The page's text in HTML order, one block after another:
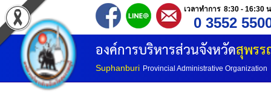
เวลาทำการ 8:30 - 16:30
0 3552
องค์การบริหารส่วนจังหวัดสุพร
Suphanburi Provincial Administrative Organization
หน้าแรก
ประวัติ อบจ